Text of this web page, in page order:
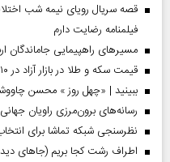
قصه سریال رویای نیمه شب
فیلمنامه رضایت دارم
مسیر‌های راهپیمایی جاماندگان
قیمت سکه و طلا در بازار آزاد در ۱۰ مرداد ۱۴۰۵
ببینید | «چهل روز » محسن
رسانه‌های برون‌مرزی راویان
نظرسنجی شبکه تماشا برای
اطراف رشت کجا بریم (جاهای